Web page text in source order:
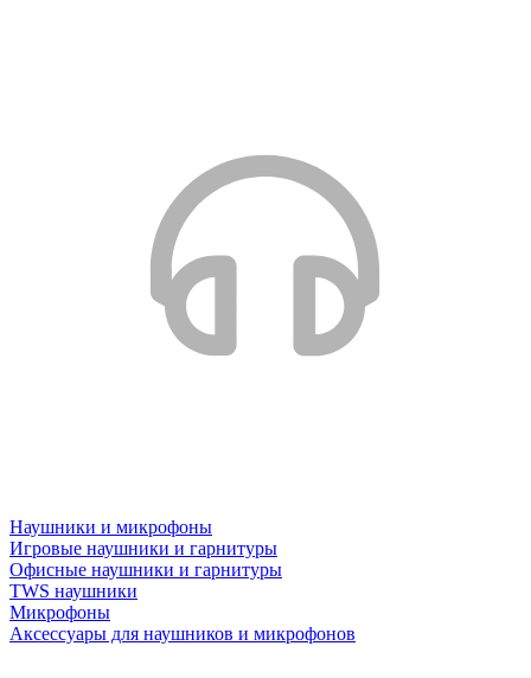
Наушники и микрофоны
Игровые наушники и гарнитуры
Офисные наушники и гарнитуры
TWS наушники
Микрофоны
Аксессуары для наушников и микрофонов